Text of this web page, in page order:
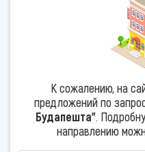
К сожалению, на
предложений по
Будапешта".
направлению